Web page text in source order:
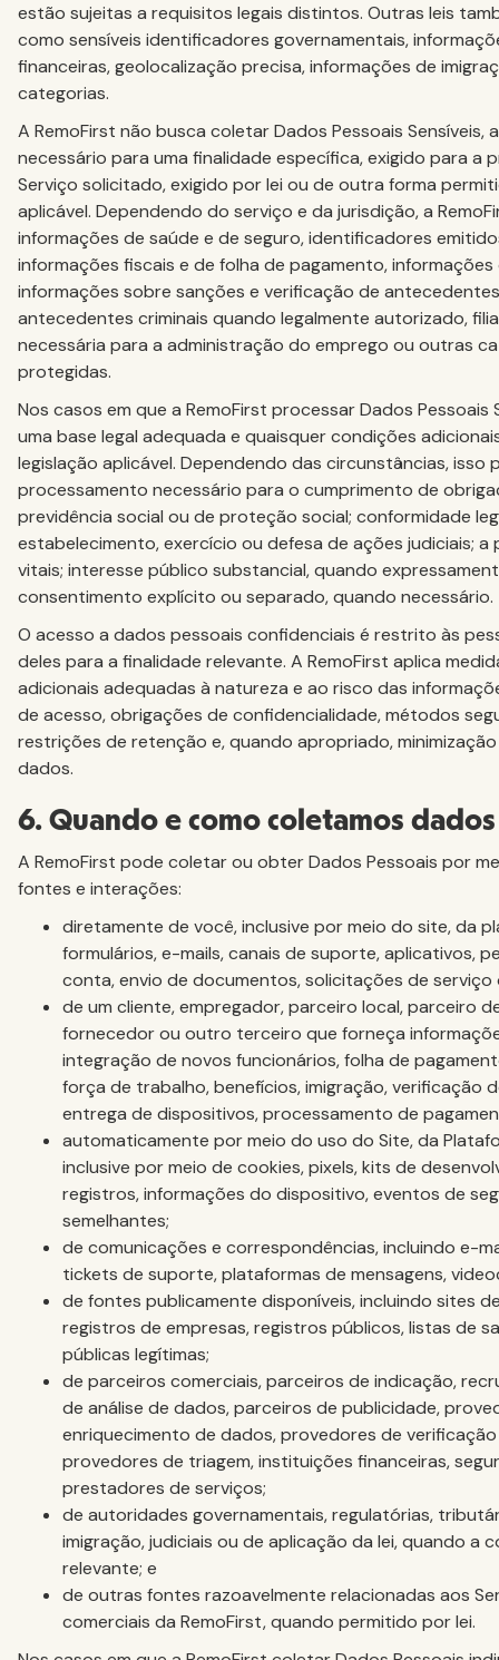
estão sujeitas a requisitos legais distintos. Outras leis
como sensíveis identificadores governamentais,
financeiras, geolocalização precisa, informações de
categorias.
A RemoFirst não busca coletar Dados Pessoais Sensíveis,
necessário para uma finalidade específica, exigido para a
Serviço solicitado, exigido por lei ou de outra forma
aplicável. Dependendo do serviço e da jurisdição, a
informações de saúde e de seguro, identificadores
informações fiscais e de folha de pagamento, informações
informações sobre sanções e verificação de
antecedentes criminais quando legalmente autorizado,
necessária para a administração do emprego ou outras
protegidas.
Nos casos em que a RemoFirst processar Dados Pessoais
uma base legal adequada e quaisquer condições
legislação aplicável. Dependendo das circunstâncias, isso
processamento necessário para o cumprimento de
previdência social ou de proteção social; conformidade
estabelecimento, exercício ou defesa de ações judiciais;
vitais; interesse público substancial, quando
consentimento explícito ou separado, quando necessário.
O acesso a dados pessoais confidenciais é restrito às
deles para a finalidade relevante. A RemoFirst aplica
adicionais adequadas à natureza e ao risco das
de acesso, obrigações de confidencialidade, métodos
restrições de retenção e, quando apropriado,
dados.
6. Quando e como coletamos
A RemoFirst pode coletar ou obter Dados Pessoais por
fontes e interações:
diretamente de você, inclusive por meio do site, da
formulários, e-mails, canais de suporte, aplicativos,
conta, envio de documentos, solicitações de
de um cliente, empregador, parceiro local, parceiro
fornecedor ou outro terceiro que forneça
integração de novos funcionários, folha de
força de trabalho, benefícios, imigração, verificação
entrega de dispositivos, processamento de
automaticamente por meio do uso do Site, da
inclusive por meio de cookies, pixels, kits de
registros, informações do dispositivo, eventos de
semelhantes;
de comunicações e correspondências, incluindo e-
tickets de suporte, plataformas de mensagens,
de fontes publicamente disponíveis, incluindo sites
registros de empresas, registros públicos, listas de
públicas legítimas;
de parceiros comerciais, parceiros de indicação,
de análise de dados, parceiros de publicidade,
enriquecimento de dados, provedores de
provedores de triagem, instituições financeiras,
prestadores de serviços;
de autoridades governamentais, regulatórias,
imigração, judiciais ou de aplicação da lei, quando a
relevante; e
de outras fontes razoavelmente relacionadas aos
comerciais da RemoFirst, quando permitido por lei.